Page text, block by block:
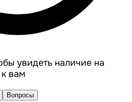
увидеть наличие на
вам
Вопросы